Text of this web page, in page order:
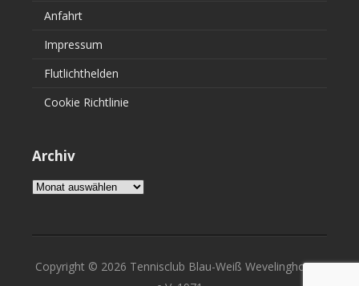
Anfahrt
Impressum
Flutlichthelden
Cookie Richtlinie
Archiv
Archiv
Copyright © 2026 Tennisclub Blau-Weiß Wevelinghoven